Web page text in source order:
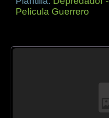
Película Guerrero